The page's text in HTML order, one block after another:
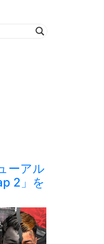
ーアル
2」を